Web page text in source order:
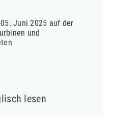
Juni 2025 auf der
und
lesen